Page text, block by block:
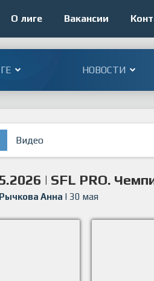
О лиге Вакансии
НОВОСТИ
Видео
| SFL PRO.
Рычкова Анна | 30 мая